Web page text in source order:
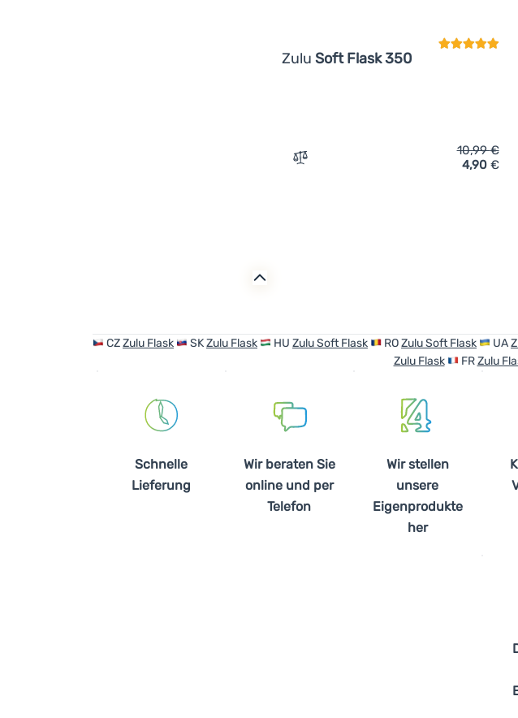
Zulu Soft Flask 350
Zum Vergleich 'Wasser Faltflasche
10,99€
4,90 €
CZZulu Flask SKZulu Flask HU Zulu Soft Flask ROZulu Soft Flask UA
Zulu Flask
FRZulu
Schnelle
Lieferung
Wir beraten Sie
online und per
Telefon
Wir stellen
unsere
Eigenprodukte
her